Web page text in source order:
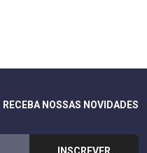
RECEBA NOSSAS NOVIDADES